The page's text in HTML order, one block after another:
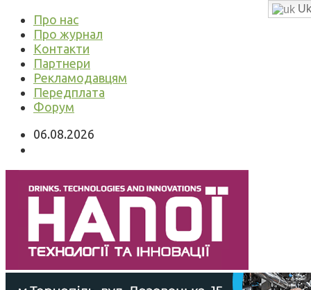
Про нас
Про журнал
Контакти
Партнери
Рекламодавцям
Передплата
Форум
06.08.2026